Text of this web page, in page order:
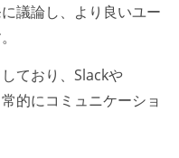
議論し、より良いユー
ており、Slackや
的にコミュニケーショ